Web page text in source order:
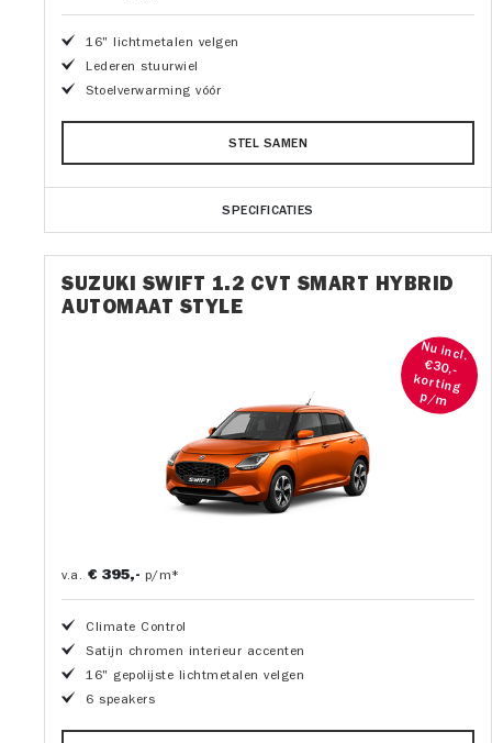
16" lichtmetalen velgen
Lederen stuurwiel
Stoelverwarming vóór
STEL SAMEN
SPECIFICATIES
SUZUKI SWIFT 1.2 CVT SMART HYBRID
AUTOMAAT STYLE
Nu incl.
€30,-
korting
p/m
v.a. € 395,- p/m*
Climate Control
Satijn chromen interieur accenten
16" gepolijste lichtmetalen velgen
6 speakers